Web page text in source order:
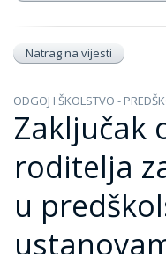
Natrag na vijesti
ODGOJ I ŠKOLSTVO -
Zaključak
roditelja
u